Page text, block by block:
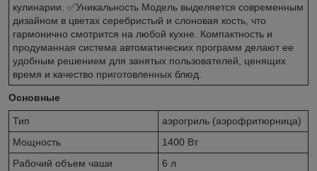
кулинарии. ✅Уникальность Модель выделяется современным
дизайном в цветах серебристый и слоновая кость, что
гармонично смотрится на любой кухне. Компактность и
продуманная система автоматических программ делают ее
удобным решением для занятых пользователей, ценящих
время и качество приготовленных блюд.
Основные
Тип
аэрогриль (аэрофритюрница)
Мощность
1400 Вт
Рабочий объем чаши
6 л